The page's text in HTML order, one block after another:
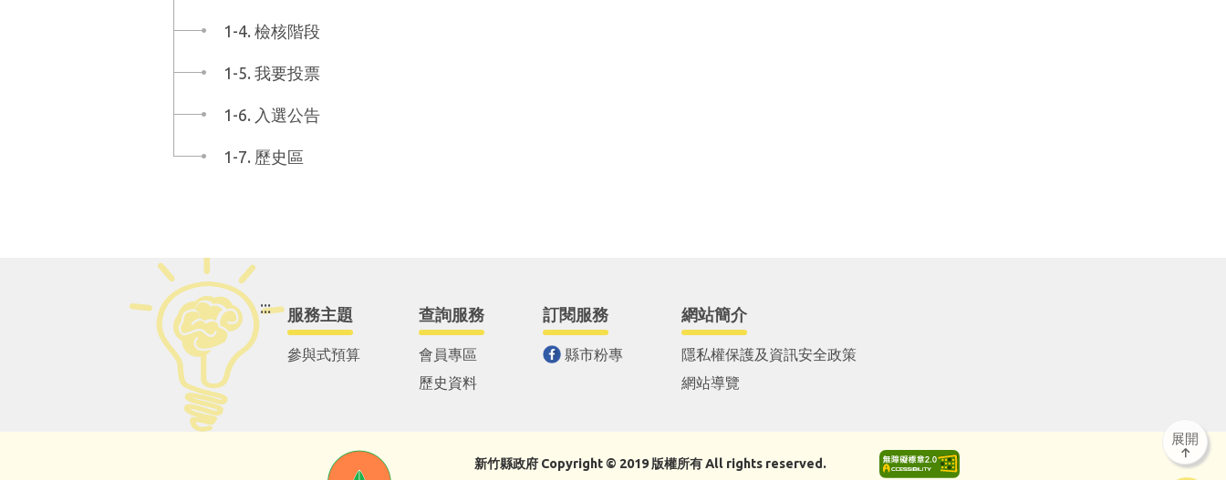
1-4. 檢核階段
1-5. 我要投票
1-6. 入選公告
1-7. 歷史區
::: 服務主題
參與式預算
查詢服務
會員專區
歷史資料
訂閱服務
縣市粉專
網站簡介
隱私權保護及資訊安全政策
網站導覽
新竹縣政府 Copyright © 2019 版權所有 All rights reserved.
展開